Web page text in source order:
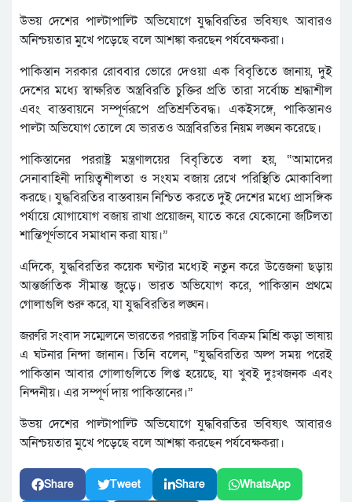
উভয় দেশের পাল্টাপাল্টি অভিযোগে যুদ্ধবিরতির ভবিষ্যৎ আবারও
অনিশ্চয়তার মুখে পড়েছে বলে আশঙ্কা করছেন পর্যবেক্ষকরা।
পাকিস্তান সরকার রোববার ভোরে দেওয়া এক বিবৃতিতে জানায়, দুই
দেশের মধ্যে স্বাক্ষরিত অস্ত্রবিরতি চুক্তির প্রতি তারা সর্বোচ্চ শ্রদ্ধাশীল
এবং বাস্তবায়নে সম্পূর্ণরূপে প্রতিশ্রুতিবদ্ধ। একইসঙ্গে, পাকিস্তানও
পাল্টা অভিযোগ তোলে যে ভারতও অস্ত্রবিরতির নিয়ম লঙ্ঘন করেছে।
পাকিস্তানের পররাষ্ট্র মন্ত্রণালয়ের বিবৃতিতে বলা হয়, “আমাদের
সেনাবাহিনী দায়িত্বশীলতা ও সংযম বজায় রেখে পরিস্থিতি মোকাবিলা
করছে। যুদ্ধবিরতির বাস্তবায়ন নিশ্চিত করতে দুই দেশের মধ্যে প্রাসঙ্গিক
পর্যায়ে যোগাযোগ বজায় রাখা প্রয়োজন, যাতে করে যেকোনো জটিলতা
শান্তিপূর্ণভাবে সমাধান করা যায়।”
এদিকে, যুদ্ধবিরতির কয়েক ঘণ্টার মধ্যেই নতুন করে উত্তেজনা ছড়ায়
আন্তর্জাতিক সীমান্ত জুড়ে। ভারত অভিযোগ করে, পাকিস্তান প্রথমে
গোলাগুলি শুরু করে, যা যুদ্ধবিরতির লঙ্ঘন।
জরুরি সংবাদ সম্মেলনে ভারতের পররাষ্ট্র সচিব বিক্রম মিশ্রি কড়া ভাষায়
এ ঘটনার নিন্দা জানান। তিনি বলেন, “যুদ্ধবিরতির অল্প সময় পরেই
পাকিস্তান আবার গোলাগুলিতে লিপ্ত হয়েছে, যা খুবই দুঃখজনক এবং
নিন্দনীয়। এর সম্পূর্ণ দায় পাকিস্তানের।”
উভয় দেশের পাল্টাপাল্টি অভিযোগে যুদ্ধবিরতির ভবিষ্যৎ আবারও
অনিশ্চয়তার মুখে পড়েছে বলে আশঙ্কা করছেন পর্যবেক্ষকরা।
Share Tweet Share WhatsApp